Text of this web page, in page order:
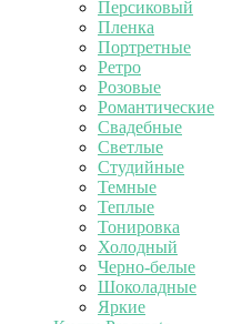
Персиковый
Пленка
Портретные
Ретро
Розовые
Романтические
Свадебные
Светлые
Студийные
Темные
Теплые
Тонировка
Холодный
Черно-белые
Шоколадные
Яркие